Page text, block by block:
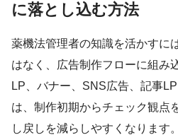
に落とし込む方法
薬機法管理者の知識を活かすに
はなく、広告制作フローに組み
LP、バナー、SNS広告、記事
は、制作初期からチェック観点
し戻しを減らしやすくなります。